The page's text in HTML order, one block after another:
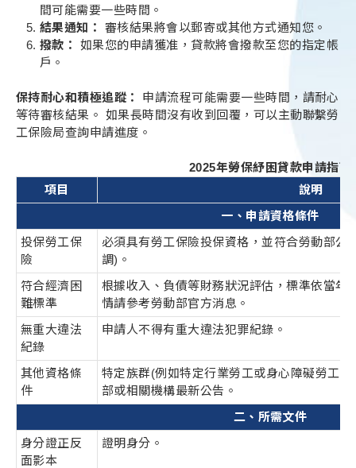
間可能需要一些時間。
結果通知：
審核結果將會以郵寄或其他方式通知您。
撥款：
如果您的申請獲准，貸款將會撥款至您的指定帳
戶。
保持耐心和積極追蹤：
申請流程可能需要一些時間，請耐心
等待審核結果。 如果長時間沒有收到回覆，可以主動聯繫勞
工保險局查詢申請進度。
2025年勞保紓困貸款申請指南
項目
說明
一、申請資格條件
投保勞工保
險
必須具有勞工保險投保資格，並符合勞動部公
調)。
符合經濟困
難標準
根據收入、負債等財務狀況評估，標準依當年
情請參考勞動部官方消息。
無重大違法
紀錄
申請人不得有重大違法犯罪紀錄。
其他資格條
件
特定族群(例如特定行業勞工或身心障礙勞工)
部或相關機構最新公告。
二、所需文件
身分證正反
面影本
證明身分。